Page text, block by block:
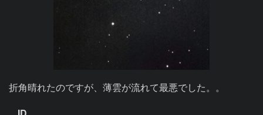
折角晴れたのですが、薄雲が流れて最悪でした。。